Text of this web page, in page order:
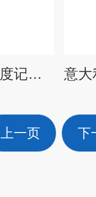
德国c 175系列温湿度记录仪
上一页 下